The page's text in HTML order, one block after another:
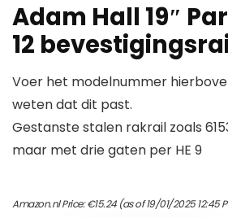
Adam Hall 19″
12
Voer het modelnummer
weten dat dit past.
Gestanste stalen rakrail zoals
maar met drie gaten per HE 9
Amazon.nl Price:€15.24(as of 19/01/2025 12:45